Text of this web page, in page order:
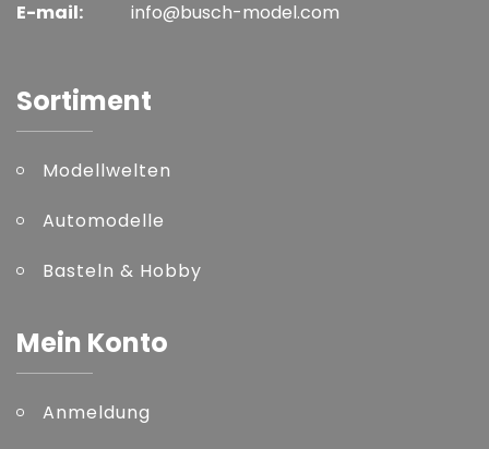
E-mail:
info@busch-model.com
Sortiment
Modellwelten
Automodelle
Basteln & Hobby
Mein Konto
Anmeldung